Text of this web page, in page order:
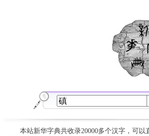
本站新华字典共收录20000多个汉字，可以